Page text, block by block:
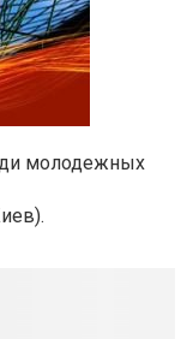
молодежных